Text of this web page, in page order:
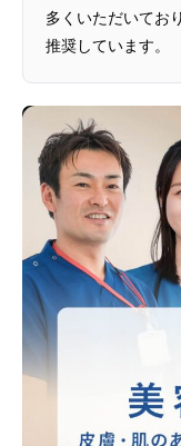
多くいただいてお
推奨しています。